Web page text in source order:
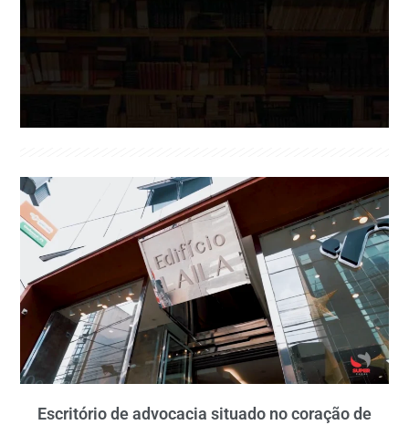
Escritório de advocacia situado no coração de